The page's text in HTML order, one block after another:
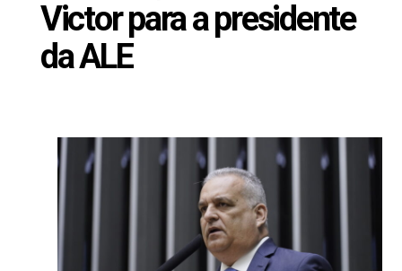
Victor para a presidente
da ALE